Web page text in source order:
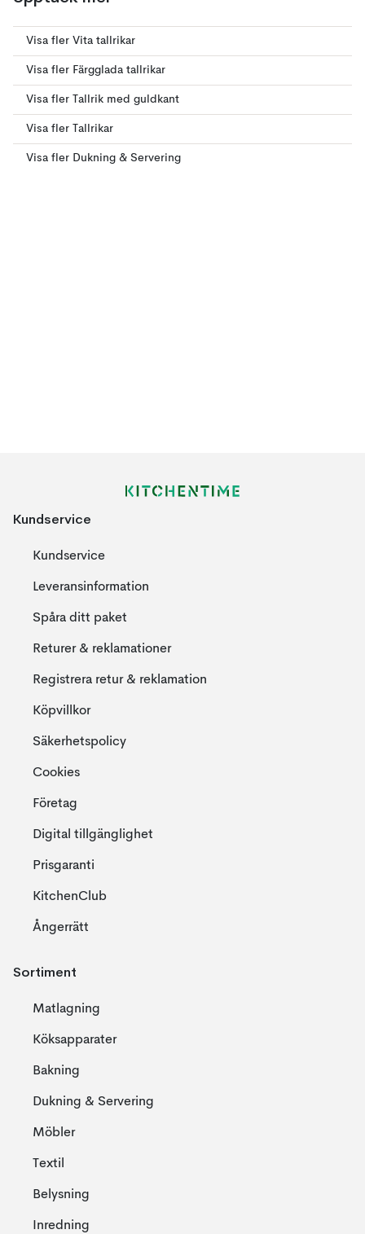
Visa fler Vita tallrikar
Visa fler Färgglada tallrikar
Visa fler Tallrik med guldkant
Visa fler Tallrikar
Visa fler Dukning & Servering
Kundservice
Kundservice
Leveransinformation
Spåra ditt paket
Returer & reklamationer
Registrera retur & reklamation
Köpvillkor
Säkerhetspolicy
Cookies
Företag
Digital tillgänglighet
Prisgaranti
KitchenClub
Ångerrätt
Sortiment
Matlagning
Köksapparater
Bakning
Dukning & Servering
Möbler
Textil
Belysning
Inredning